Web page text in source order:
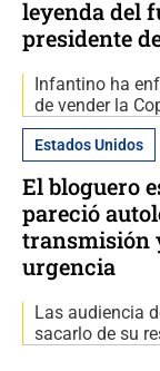
leyenda del
presidente
Infantino ha
de vender la
Estados Unidos
El bloguero
pareció
transmisión
urgencia
Las audiencia
sacarlo de su